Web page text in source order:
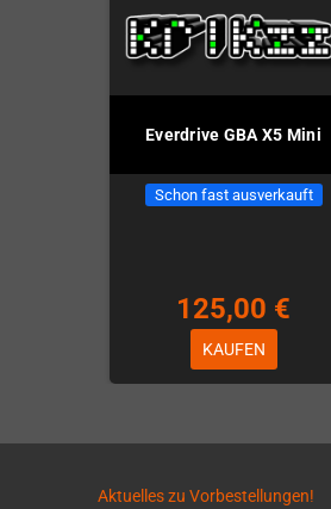
Everdrive GBA X5 Mini
Schon fast ausverkauft
125,00 €
KAUFEN
Aktuelles zu Vorbestellungen!